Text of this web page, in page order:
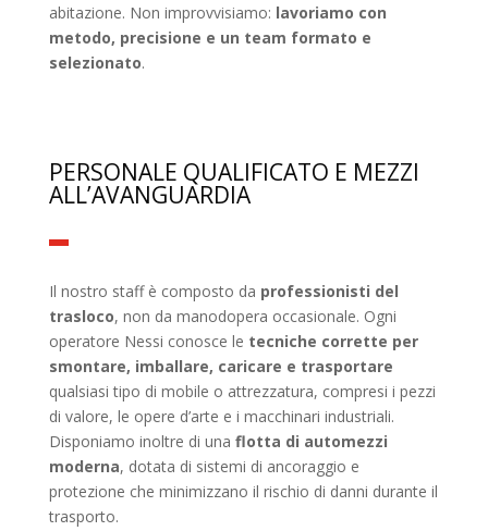
abitazione. Non improvvisiamo: lavoriamo con
metodo, precisione e un team formato e
selezionato.
PERSONALE QUALIFICATO E MEZZI
ALL’AVANGUARDIA
Il nostro staff è composto da professionisti del
trasloco, non da manodopera occasionale. Ogni
operatore Nessi conosce le tecniche corrette per
smontare, imballare, caricare e trasportare
qualsiasi tipo di mobile o attrezzatura, compresi i pezzi
di valore, le opere d’arte e i macchinari industriali.
Disponiamo inoltre di una flotta di automezzi
moderna, dotata di sistemi di ancoraggio e
protezione che minimizzano il rischio di danni durante il
trasporto.